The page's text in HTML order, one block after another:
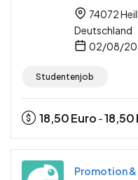
74072
Deutschland
02/08/
Studentenjob
18,50Euro -18,50
Promotion &